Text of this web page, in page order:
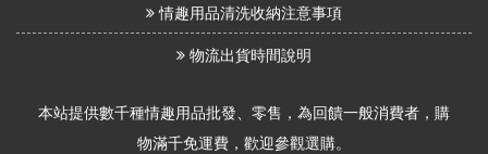
情趣用品清洗收納注意事項
物流出貨時間說明
本站提供數千種情趣用品批發、零售，為回饋一般消費者，購
物滿千免運費，歡迎參觀選購。